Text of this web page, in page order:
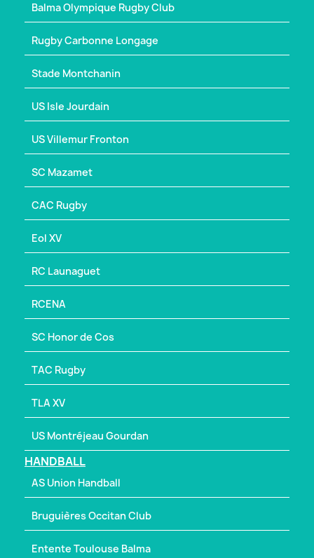
Balma Olympique Rugby Club
Rugby Carbonne Longage
Stade Montchanin
US Isle Jourdain
US Villemur Fronton
SC Mazamet
CAC Rugby
Eol XV
RC Launaguet
RCENA
SC Honor de Cos
TAC Rugby
TLA XV
US Montréjeau Gourdan
HANDBALL
AS Union Handball
Bruguières Occitan Club
Entente Toulouse Balma